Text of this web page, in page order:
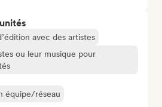
avec des artistes
ou leur musique pour
équipe/réseau